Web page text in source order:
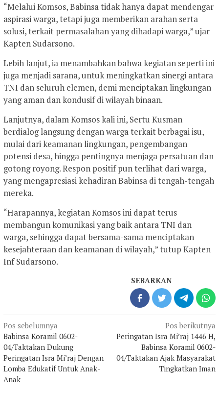
“Melalui Komsos, Babinsa tidak hanya dapat mendengar
aspirasi warga, tetapi juga memberikan arahan serta
solusi, terkait permasalahan yang dihadapi warga,” ujar
Kapten Sudarsono.
Lebih lanjut, ia menambahkan bahwa kegiatan seperti ini
juga menjadi sarana, untuk meningkatkan sinergi antara
TNI dan seluruh elemen, demi menciptakan lingkungan
yang aman dan kondusif di wilayah binaan.
Lanjutnya, dalam Komsos kali ini, Sertu Kusman
berdialog langsung dengan warga terkait berbagai isu,
mulai dari keamanan lingkungan, pengembangan
potensi desa, hingga pentingnya menjaga persatuan dan
gotong royong. Respon positif pun terlihat dari warga,
yang mengapresiasi kehadiran Babinsa di tengah-tengah
mereka.
“Harapannya, kegiatan Komsos ini dapat terus
membangun komunikasi yang baik antara TNI dan
warga, sehingga dapat bersama-sama menciptakan
kesejahteraan dan keamanan di wilayah,” tutup Kapten
Inf Sudarsono.
SEBARKAN
Navigasi
pos
Pos sebelumnya
Babinsa Koramil 0602-
04/Taktakan Dukung
Peringatan Isra Mi’raj Dengan
Lomba Edukatif Untuk Anak-
Anak
Pos berikutnya
Peringatan Isra Mi’raj 1446 H,
Babinsa Koramil 0602-
04/Taktakan Ajak Masyarakat
Tingkatkan Iman